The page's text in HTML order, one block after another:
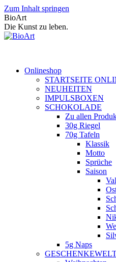
Zum Inhalt springen
BioArt
Die Kunst zu leben.
Onlineshop
STARTSEITE
NEUHEITEN
IMPULSBOXEN
SCHOKOLADE
Zu allen
30g Riegel
70g Tafeln
Klassik
Motto
Sprüche
Saison
5g Naps